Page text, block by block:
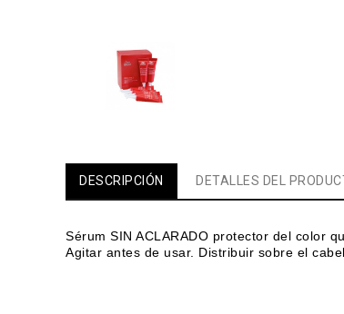
DESCRIPCIÓN DETALLES DEL
Sérum SIN ACLARADO protector del color
Agitar antes de usar. Distribuir sobre el